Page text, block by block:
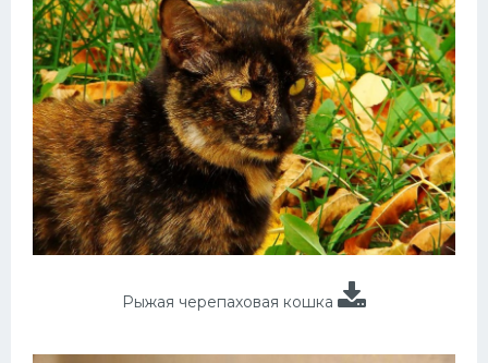
Рыжая черепаховая кошка